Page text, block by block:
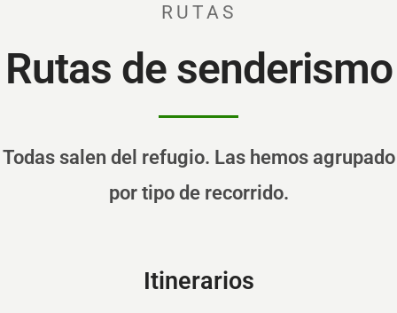
RUTAS
Rutas de senderismo
Todas salen del refugio. Las hemos agrupado
por tipo de recorrido.
Itinerarios